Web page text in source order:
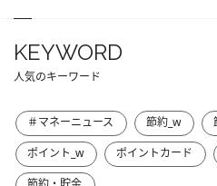
KEYWORD
人気のキーワード
＃マネーニュース 節約_w
ポイント_w
ポイントカード